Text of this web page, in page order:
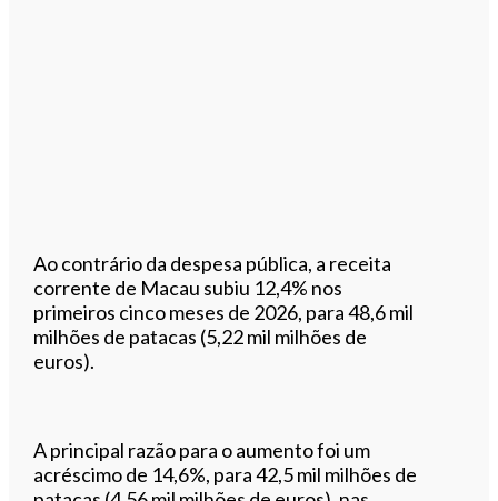
Ao contrário da despesa pública, a receita
corrente de Macau subiu 12,4% nos
primeiros cinco meses de 2026, para 48,6 mil
milhões de patacas (5,22 mil milhões de
euros).
A principal razão para o aumento foi um
acréscimo de 14,6%, para 42,5 mil milhões de